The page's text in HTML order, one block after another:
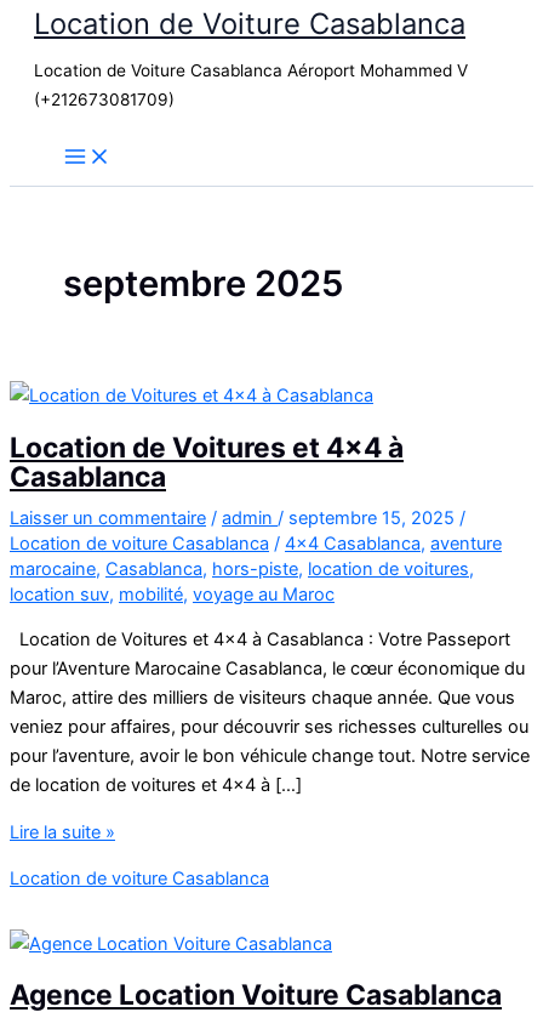
contenu
Location de Voiture Casablanca
Location de Voiture Casablanca Aéroport Mohammed V
(+212673081709)
septembre 2025
Location de Voitures et 4×4 à
Casablanca
Laisser un commentaire / admin / septembre 15, 2025 /
Location de voiture Casablanca / 4x4 Casablanca, aventure
marocaine, Casablanca, hors-piste, location de voitures,
location suv, mobilité, voyage au Maroc
Location de Voitures et 4×4 à Casablanca : Votre Passeport
pour l’Aventure Marocaine Casablanca, le cœur économique du
Maroc, attire des milliers de visiteurs chaque année. Que vous
veniez pour affaires, pour découvrir ses richesses culturelles ou
pour l’aventure, avoir le bon véhicule change tout. Notre service
de location de voitures et 4×4 à […]
Location
Voitures
4×4
Casablanca
Lire la suite »
Location de voiture Casablanca
Agence Location Voiture Casablanca